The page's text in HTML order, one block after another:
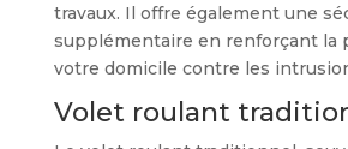
travaux. Il offre également une
supplémentaire en renforçant la
votre domicile contre les
Volet roulant